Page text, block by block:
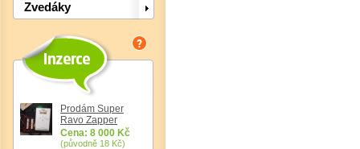
Zvedáky
Prodám Super
Ravo Zapper
Cena: 8 000 Kč
(původně 18 Kč)